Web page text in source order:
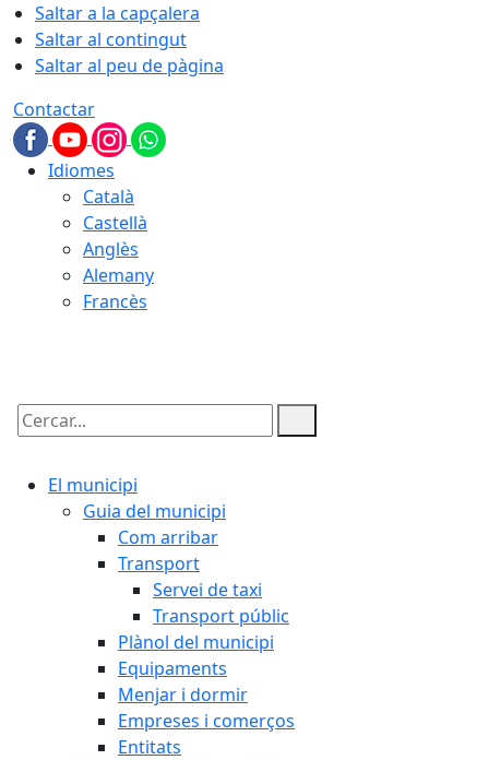
Saltar a la capçalera
Saltar al contingut
Saltar al peu de pàgina
Contactar
Idiomes
Català
Castellà
Anglès
Alemany
Francès
Cercar:
El municipi
Guia del municipi
Com arribar
Transport
Servei de taxi
Transport públic
Plànol del municipi
Equipaments
Menjar i dormir
Empreses i comerços
Entitats